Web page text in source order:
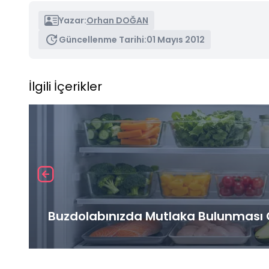
Yazar:Orhan DOĞAN
Güncellenme Tarihi:01 Mayıs 2012
İlgili İçerikler
Buzdolabınızda Mutlaka Bulunması